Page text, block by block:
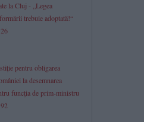
la Cluj - „Legea
trebuie adoptată!“
26
pentru obligarea
la desemnarea
funcția de prim-ministru
92